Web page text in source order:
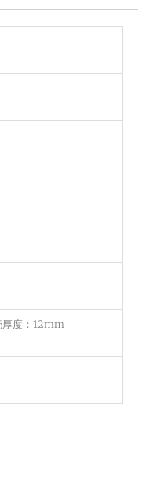
度：12mm